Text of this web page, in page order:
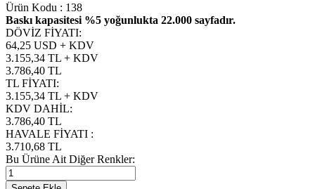
Ürün Kodu : 138
Baskı kapasitesi %5 yoğunlukta 22.000 sayfadır.
DÖVİZ FİYATI:
64,25 USD + KDV
3.155,34 TL + KDV
3.786,40 TL
TL FİYATI:
3.155,34 TL + KDV
KDV DAHİL:
3.786,40 TL
HAVALE FİYATI :
3.710,68 TL
Bu Ürüne Ait Diğer Renkler: